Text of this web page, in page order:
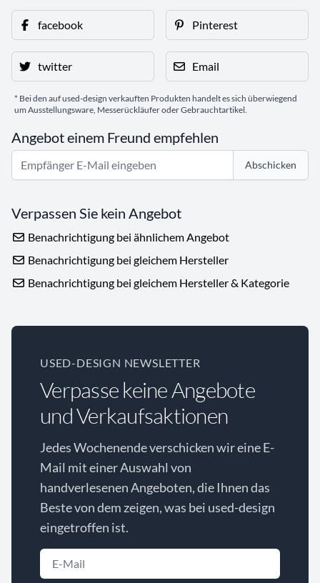
facebook Pinterest
twitter Email
* Bei den auf used-design verkauften Produkten handelt es sich überwiegend
um Ausstellungsware, Messerückläufer oder Gebrauchtartikel.
Angebot einem Freund empfehlen
Abschicken
Verpassen Sie kein Angebot
Benachrichtigung bei ähnlichem Angebot
Benachrichtigung bei gleichem Hersteller
Benachrichtigung bei gleichem Hersteller & Kategorie
USED-DESIGN NEWSLETTER
Verpasse keine Angebote
und Verkaufsaktionen
Jedes Wochenende verschicken wir eine E-
Mail mit einer Auswahl von
handverlesenen Angeboten, die Ihnen das
Beste von dem zeigen, was bei used-design
eingetroffen ist.